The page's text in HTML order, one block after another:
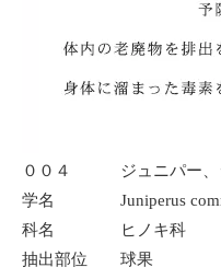
００４ ジュニパー、ジ
学名 Juniperus
科名 ヒノキ科
抽出部位 球果